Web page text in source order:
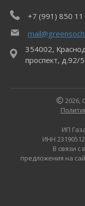
+7 (991) 850 11
354002,
проспект, д.92/
2026,
ИП
ИНН
В связи
предложения на